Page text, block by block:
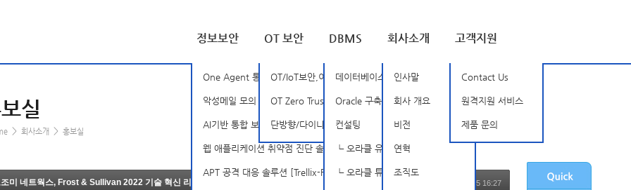
정보보안
One Agent 통합 PC 보안 솔루션 [BSOne]
악성메일 모의 훈련 솔루션 [BSD]
AI기반 통합 보안 분석 플랫폼 [StellarCyber Open-XDR]
웹 애플리케이션 취약점 진단 솔루션 [APPSCAN]
APT 공격 대응 솔루션 [Trellix-FireEye]
OT 보안
OT/IoT보안,이상징후탐지 [Nozomi Networks]
OT Zero Trust [TXOne]
단방향/다이나믹 인증 솔루션 [SSenStone]
DBMS
데이터베이스 암호화
Oracle 구축, 관리 및 튜닝
컨설팅
┗ 오라클 유지보수
┗ 오라클 튜닝 컨설팅
회사소개
인사말
회사 개요
비전
연혁
조직도
고객지원
Contact Us
원격지원 서비스
제품 문의
실
> 회사소개 > 홍보실
미 네트웍스, Frost & Sullivan 2022 기술 혁신 리더상 수상 2022.01.25 16:27